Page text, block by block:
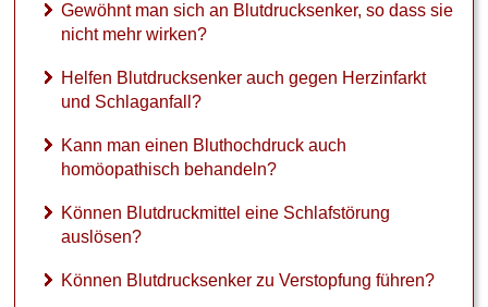
Gewöhnt man sich an Blutdrucksenker, so dass sie
nicht mehr wirken?
Helfen Blutdrucksenker auch gegen Herzinfarkt
und Schlaganfall?
Kann man einen Bluthochdruck auch
homöopathisch behandeln?
Können Blutdruckmittel eine Schlafstörung
auslösen?
Können Blutdrucksenker zu Verstopfung führen?